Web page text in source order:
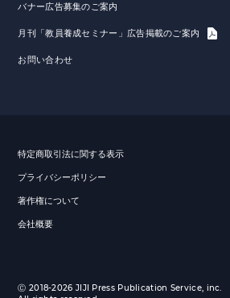
バナー広告募集のご案内
月刊「教員養成セミナー」広告掲載のご案内
お問い合わせ
特定商取引法に関する表示
プライバシーポリシー
著作権について
会社概要
Ⓒ 2018-2026 JIJI Press Publication Service, inc.